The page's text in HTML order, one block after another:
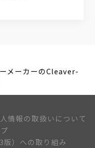
メーカーのCleaver-
情報の取扱いについて
）への取り組み